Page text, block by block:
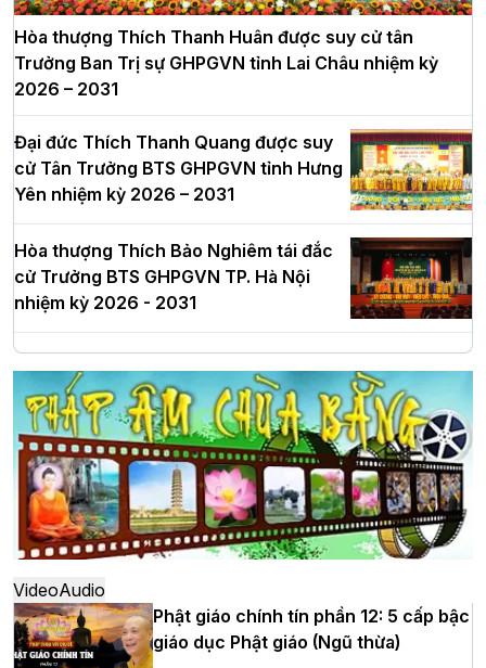
Hòa thượng Thích Thanh Huân được suy cử tân
Trưởng Ban Trị sự GHPGVN tỉnh Lai Châu nhiệm kỳ
2026 – 2031
Đại đức Thích Thanh Quang được suy
cử Tân Trưởng BTS GHPGVN tỉnh Hưng
Yên nhiệm kỳ 2026 – 2031
Hòa thượng Thích Bảo Nghiêm tái đắc
cử Trưởng BTS GHPGVN TP. Hà Nội
nhiệm kỳ 2026 - 2031
Hà Nội: Long trọng lễ khởi công xây
dựng Trung tâm văn hóa Phật giáo Thủ
đô
Hà Nội: Ngày tu học cuối cùng khép lại
khóa sinh hoạt Phật pháp mùa hè lần
thứ XIV tại chùa Bằng
Học yêu thương trong ngày tu tập thứ
VideoAudio
Phật giáo chính tín phần 12: 5 cấp bậc
giáo dục Phật giáo (Ngũ thừa)